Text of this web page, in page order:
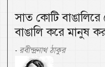
সাত কোটি
বাঙালি করে মানুষ
- রবীন্দ্রনাথ ঠাকুর